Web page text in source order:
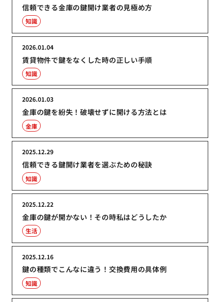
信頼できる金庫の鍵開け業者の見極め方
知識
賃貸物件で鍵をなくした時の正しい手順
2026.01.04
知識
金庫の鍵を紛失！破壊せずに開ける方法とは
2026.01.03
金庫
信頼できる鍵開け業者を選ぶための秘訣
2025.12.29
知識
金庫の鍵が開かない！その時私はどうしたか
2025.12.22
生活
鍵の種類でこんなに違う！交換費用の具体例
2025.12.16
知識